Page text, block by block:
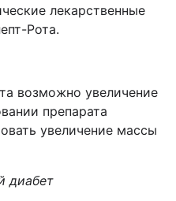
лекарственные
Рота.
возможно увеличение
препарата
увеличение массы
диабет